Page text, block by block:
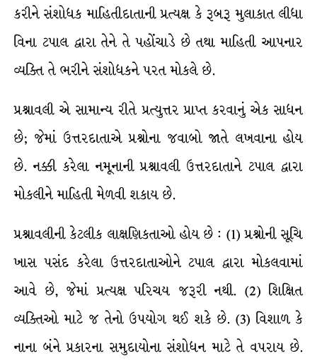
કરીને સંશોધક માહિતીદાતાની પ્રત્યક્ષ કે રૂબરૂ મુલાકાત લીધા
વિના ટપાલ દ્વારા તેને તે પહોંચાડે છે તથા માહિતી આપનાર
વ્યક્તિ તે ભરીને સંશોધકને પરત મોકલે છે.
પ્રશ્નાવલી એ સામાન્ય રીતે પ્રત્યુત્તર પ્રાપ્ત કરવાનું એક સાધન
છે; જેમાં ઉત્તરદાતાએ પ્રશ્નોના જવાબો જાતે લખવાના હોય
છે. નક્કી કરેલા નમૂનાની પ્રશ્નાવલી ઉત્તરદાતાને ટપાલ દ્વારા
મોકલીને માહિતી મેળવી શકાય છે.
પ્રશ્નાવલીની કેટલીક લાક્ષણિકતાઓ હોય છે : (1) પ્રશ્નોની સૂચિ
ખાસ પસંદ કરેલા ઉત્તરદાતાઓને ટપાલ દ્વારા મોકલવામાં
આવે છે, જેમાં પ્રત્યક્ષ પરિચય જરૂરી નથી. (2) શિક્ષિત
વ્યક્તિઓ માટે જ તેનો ઉપયોગ થઈ શકે છે. (3) વિશાળ કે
નાના બંને પ્રકારના સમુદાયોના સંશોધન માટે તે વપરાય છે.